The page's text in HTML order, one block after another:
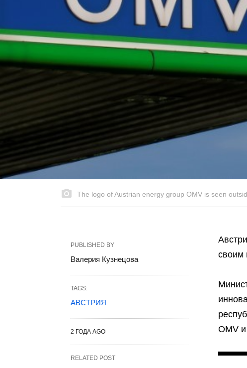
The logo of Austrian energy group OMV is seen
своим
OMV
PUBLISHED BY
Валерия Кузнецова
TAGS:
АВСТРИЯ
2 ГОДА AGO
RELATED POST